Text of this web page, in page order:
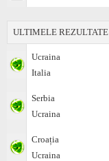
ULTIMELE REZULTATE
Ucraina
Italia
Serbia
Ucraina
Croația
Ucraina